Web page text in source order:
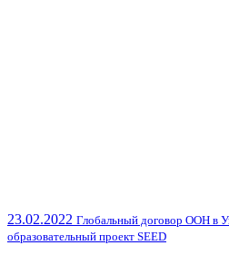
23.02.2022 Глобальный договор ООН в
образовательный проект SEED